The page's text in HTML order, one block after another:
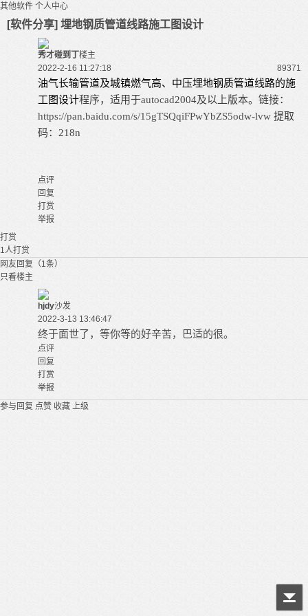
其他软件 个人中心
[软件分享] 埋地钢质管道线路施工图设计
秀才碰到丁 楼主
2022-2-16 11:27:18
89371
油气长输管道及城镇燃气高、中压埋地钢质管道线路的施
工图设计程序，适用于autocad2004及以上版本。 链接：
https://pan.baidu.com/s/15gTSQqiFPwYbZS5odw-lvw 提取
码：218n
点评
回复
打赏
举报
打赏
1人打赏
网友回复（1条）
只看楼主
hjdy沙发
2022-3-13 13:46:47
终于面世了，等你等的好辛苦，巴适的很。
点评
回复
打赏
举报
参与回复 点赞 收藏 上级